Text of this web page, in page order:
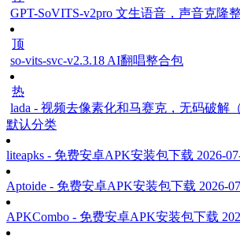
GPT-SoVITS-v2pro 文生语音，声音克隆
顶
so-vits-svc-v2.3.18 AI翻唱整合包
热
lada - 视频去像素化和马赛克，无码破解
默认分类
liteapks - 免费安卓APK安装包下载 2026-
Aptoide - 免费安卓APK安装包下载 2026-
APKCombo - 免费安卓APK安装包下载